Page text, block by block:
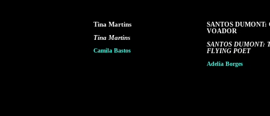
Tina Martins
Tina Martins
Camila Bastos
SANTOS DUMONT:
VOADOR
SANTOS DUMONT:
FLYING POET
Adelia Borges